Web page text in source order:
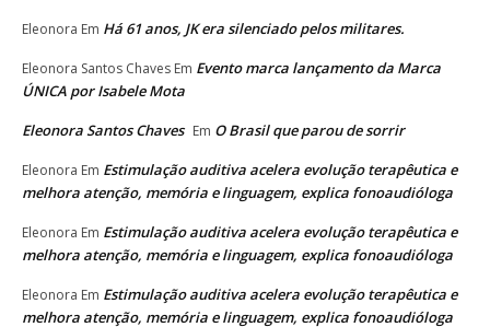
Eleonora Em Há 61 anos, JK era silenciado pelos militares.
Eleonora Santos Chaves Em Evento marca lançamento da Marca
ÚNICA por Isabele Mota
Eleonora Santos Chaves Em O Brasil que parou de sorrir
Eleonora Em Estimulação auditiva acelera evolução terapêutica e
melhora atenção, memória e linguagem, explica fonoaudióloga
Eleonora Em Estimulação auditiva acelera evolução terapêutica e
melhora atenção, memória e linguagem, explica fonoaudióloga
Eleonora Em Estimulação auditiva acelera evolução terapêutica e
melhora atenção, memória e linguagem, explica fonoaudióloga